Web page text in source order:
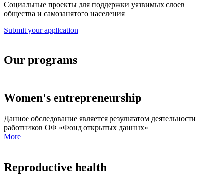
Социальные проекты для поддержки уязвимых слоев
общества и самозанятого населения
Submit your application
Our programs
Women's entrepreneurship
Данное обследование является результатом деятельности
работников ОФ «Фонд открытых данных»
More
Reproductive health